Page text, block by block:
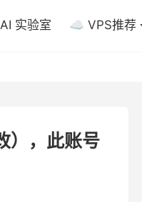
实验室 ☁️ VPS推荐
），此账号